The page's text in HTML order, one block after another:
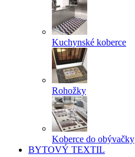
Kuchynské koberce
Rohožky
Koberce do obývačky
BYTOVÝ TEXTIL